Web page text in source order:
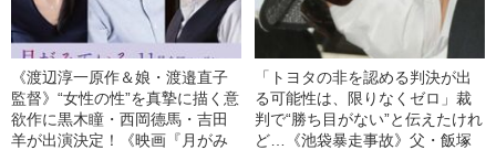
《渡辺淳一原作＆娘・渡邉直子
監督》“女性の性”を真摯に描く意
欲作に黒木瞳・西岡德馬・吉田
羊が出演決定！《映画『月がみ
「トヨタの非を認める判決が出
る可能性は、限りなくゼロ」裁
判で“勝ち目がない”と伝えたけれ
ど…《池袋暴走事故》父・飯塚